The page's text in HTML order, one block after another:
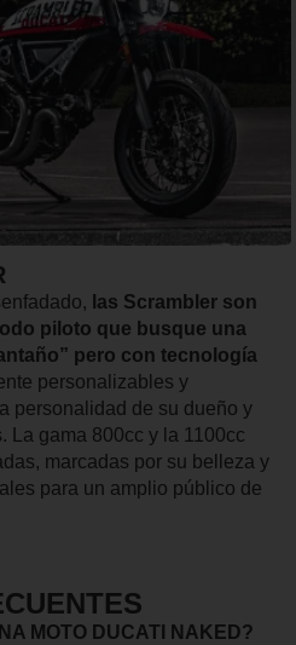
las Scrambler son
piloto que busque una
pero con tecnología
personalizables y
personalidad de su dueño y
La gama 800cc y la 1100cc
marcadas por su belleza y
para un amplio público de
MOTO DUCATI NAKED?